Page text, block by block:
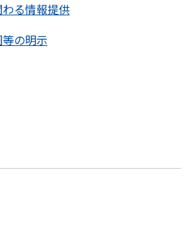
る情報提供
の明示